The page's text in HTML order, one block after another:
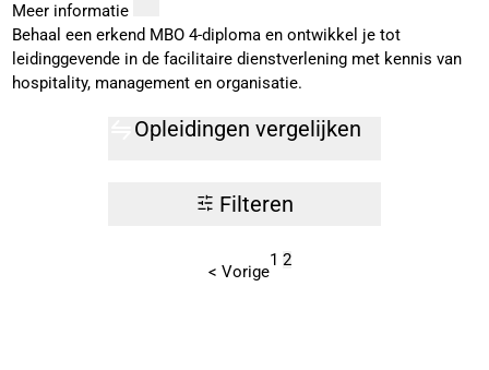
Meer informatie
Behaal een erkend MBO 4-diploma en ontwikkel je tot
leidinggevende in de facilitaire dienstverlening met kennis van
hospitality, management en organisatie.
Opleidingen vergelijken
Filteren
< Vorige
1 2